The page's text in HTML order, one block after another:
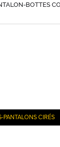
BOTTES
PANTALONS CIRÉS